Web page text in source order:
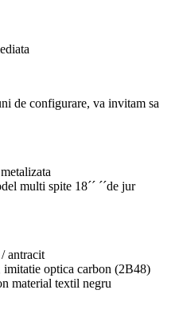
de configurare, va invitam sa
multi spite 18´´ ´´de jur
antracit
imitatie optica carbon (2B48)
material textil negru